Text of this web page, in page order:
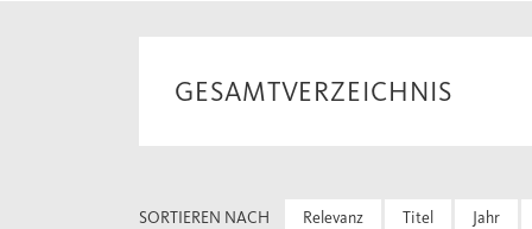
GESAMTVERZEICHNIS
SORTIEREN NACH Relevanz Titel Jahr